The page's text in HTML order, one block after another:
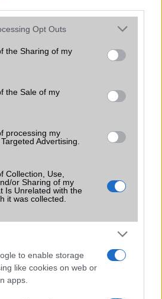
app uses one or more Google
usage behaviour. You may click to
Google and its third-party tags to
specified purposes in below Google
Opt Outs
the Sharing of my
the Sale of my
processing my
Advertising.
Collection, Use,
or Sharing of my
Is Unrelated with the
it was collected.
to enable storage
like cookies on web or
apps.
sensor Fingerprint sensor
szolgáltatás alap szolgáltatás
független
alkalmazás
független szótár
viewer (Word,
Excel, PowerPoint,
ecompass